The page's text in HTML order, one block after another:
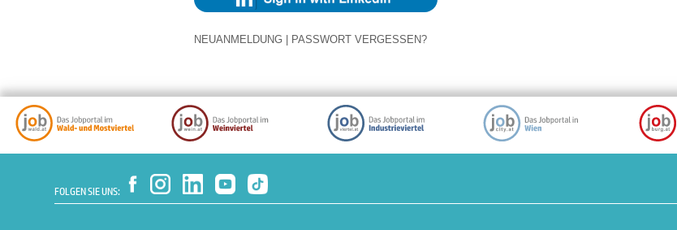
NEUANMELDUNG PASSWORT VERGESSEN?
FOLGEN SIE UNS: